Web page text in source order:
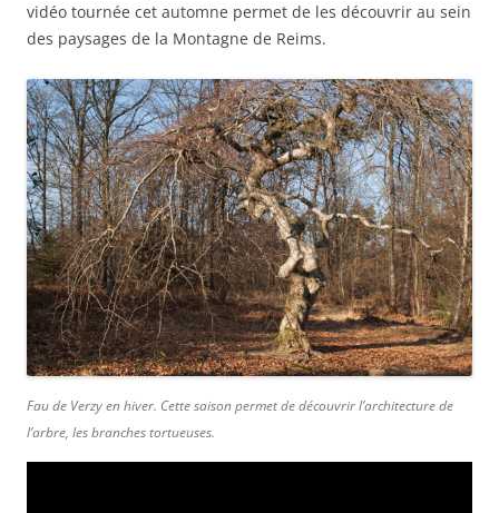
vidéo tournée cet automne permet de les découvrir au sein
des paysages de la Montagne de Reims.
Fau de Verzy en hiver. Cette saison permet de découvrir l’architecture de
l’arbre, les branches tortueuses.